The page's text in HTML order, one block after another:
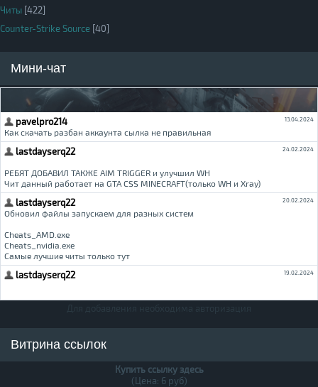
Читы [422]
Counter-Strike Source [40]
Мини-чат
Витрина ссылок
Купить ссылку здесь
(Цена: 6 руб)